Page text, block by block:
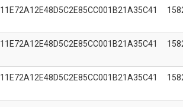
11E72A12E48D5C2E85CC001B21A35C41
11E72A12E48D5C2E85CC001B21A35C41
11E72A12E48D5C2E85CC001B21A35C41